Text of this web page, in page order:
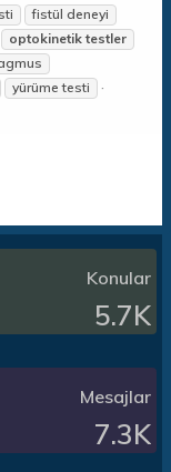
fistül deneyi
optokinetik testler
yürüme testi
Konular
5.7K
Mesajlar
7.3K